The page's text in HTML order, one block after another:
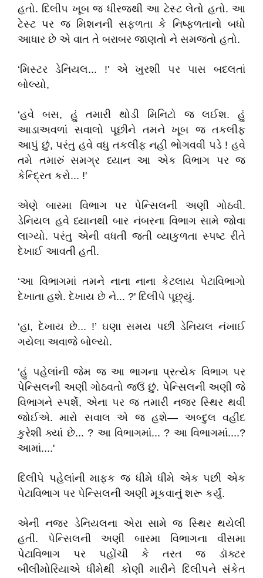
હતો. દિલીપ ખૂબ જ ધીરજથી આ ટેસ્ટ લેતો હતો. આ
ટેસ્ટ પર જ મિશનની સફળતા કે નિષ્ફળતાનો બધો
આધાર છે એ વાત તે બરાબર જાણતો ને સમજતો હતો.
‘મિસ્ટર ડેનિયલ... !' એ ખુરશી પર પાસ બદલતાં
બોલ્યો,
‘હવે બસ, હું તમારી થોડી મિનિટો જ લઈશ. હું
આડાઅવળાં સવાલો પૂછીને તમને ખૂબ જ તકલીફ
આપું છું, પરંતુ હવે વધુ તકલીફ નહીં ભોગવવી પડે ! હવે
તમે તમારું સમગ્ર ધ્યાન આ એક વિભાગ પર જ
કેન્દ્રિત કરો... !'
એણે બારમા વિભાગ પર પેન્સિલની અણી ગોઠવી.
ડેનિયલ હવે ધ્યાનથી બાર નંબરના વિભાગ સામે જોવા
લાગ્યો. પરંતુ એની વધતી જતી વ્યાકુળતા સ્પષ્ટ રીતે
દેખાઈ આવતી હતી.
‘આ વિભાગમાં તમને નાના નાના કેટલાય પેટાવિભાગો
દેખાતા હશે. દેખાય છે ને... ?' દિલીપે પૂછ્યું.
‘હા, દેખાય છે... !’ ઘણા સમય પછી ડેનિયલ નંખાઈ
ગયેલા અવાજે બોલ્યો.
‘હું પહેલાંની જેમ જ આ ભાગના પ્રત્યેક વિભાગ પર
પેન્સિલની અણી ગોઠવતો જઉં છું. પેન્સિલની અણી જે
વિભાગને સ્પર્શે, એના પર જ તમારી નજર સ્થિર થવી
જોઈએ. મારો સવાલ એ જ હશે— અબ્દુલ વહીદ
કુરેશી ક્યાં છે... ? આ વિભાગમાં... ? આ વિભાગમાં....?
આમાં....'
દિલીપે પહેલાંની માફક જ ધીમે ધીમે એક પછી એક
પેટાવિભાગ પર પેન્સિલની અણી મૂકવાનું શરૂ કર્યું.
એની નજર ડેનિયલના એરા સામે જ સ્થિર થયેલી
હતી. પેન્સિલની અણી બારમા વિભાગના વીસમા
પેટાવિભાગ પર પહોંચી કે તરત જ ડૉક્ટર
બીલીમોરિયાએ ધીમેથી કોણી મારીને દિલીપને સંકેત